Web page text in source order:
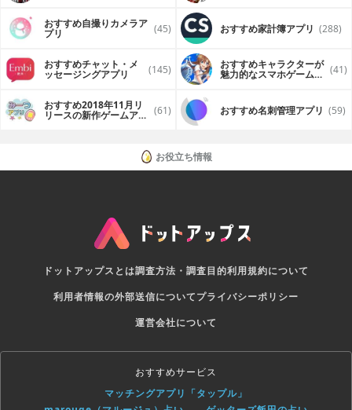
おすすめ自撮りカメラア
プリ (45) おすすめ家計簿アプリ (288)
おすすめチャット・メ
ッセージングアプリ (145) おすすめキャラクターが
魅力的なスマホゲームア (41)
おすすめ2018年11月リ
リースの新作ゲームアプ (61) おすすめ名刺管理アプリ (59)
お役立ち情報
ドットアップスとは調査方法・調査目的利用規約について
利用者情報の外部送信についてプライバシーポリシー
運営会社について
おすすめサービス
マッチングアプリ「タップル」